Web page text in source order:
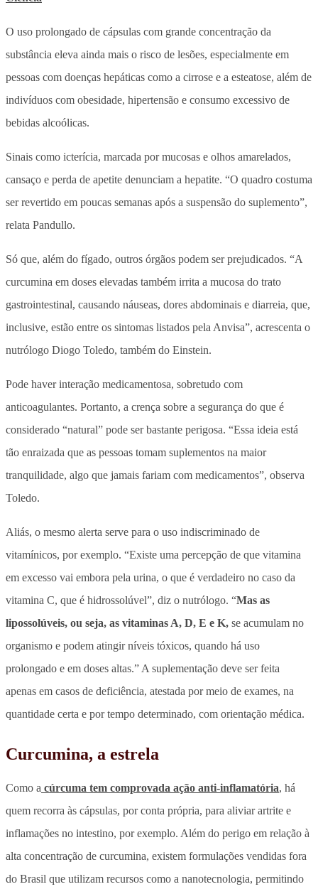
O uso prolongado de cápsulas com grande concentração da
substância eleva ainda mais o risco de lesões, especialmente em
pessoas com doenças hepáticas como a cirrose e a esteatose, além de
indivíduos com obesidade, hipertensão e consumo excessivo de
bebidas alcoólicas.
Sinais como icterícia, marcada por mucosas e olhos amarelados,
cansaço e perda de apetite denunciam a hepatite. “O quadro costuma
ser revertido em poucas semanas após a suspensão do suplemento”,
relata Pandullo.
Só que, além do fígado, outros órgãos podem ser prejudicados. “A
curcumina em doses elevadas também irrita a mucosa do trato
gastrointestinal, causando náuseas, dores abdominais e diarreia, que,
inclusive, estão entre os sintomas listados pela Anvisa”, acrescenta o
nutrólogo Diogo Toledo, também do Einstein.
Pode haver interação medicamentosa, sobretudo com
anticoagulantes. Portanto, a crença sobre a segurança do que é
considerado “natural” pode ser bastante perigosa. “Essa ideia está
tão enraizada que as pessoas tomam suplementos na maior
tranquilidade, algo que jamais fariam com medicamentos”, observa
Toledo.
Aliás, o mesmo alerta serve para o uso indiscriminado de
vitamínicos, por exemplo. “Existe uma percepção de que vitamina
em excesso vai embora pela urina, o que é verdadeiro no caso da
vitamina C, que é hidrossolúvel”, diz o nutrólogo. “Mas as
lipossolúveis, ou seja, as vitaminas A, D, E e K, se acumulam no
organismo e podem atingir níveis tóxicos, quando há uso
prolongado e em doses altas.” A suplementação deve ser feita
apenas em casos de deficiência, atestada por meio de exames, na
quantidade certa e por tempo determinado, com orientação médica.
Curcumina, a estrela
Como a cúrcuma tem comprovada ação anti-inflamatória, há
quem recorra às cápsulas, por conta própria, para aliviar artrite e
inflamações no intestino, por exemplo. Além do perigo em relação à
alta concentração de curcumina, existem formulações vendidas fora
do Brasil que utilizam recursos como a nanotecnologia, permitindo